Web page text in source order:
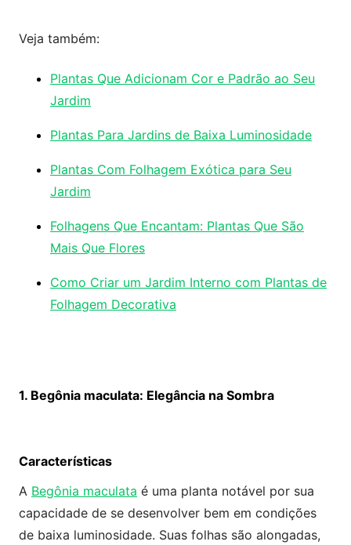
Veja também:
Plantas Que Adicionam Cor e Padrão ao Seu
Jardim
Plantas Para Jardins de Baixa Luminosidade
Plantas Com Folhagem Exótica para Seu
Jardim
Folhagens Que Encantam: Plantas Que São
Mais Que Flores
Como Criar um Jardim Interno com Plantas de
Folhagem Decorativa
1. Begônia maculata: Elegância na Sombra
Características
A Begônia maculata é uma planta notável por sua
capacidade de se desenvolver bem em condições
de baixa luminosidade. Suas folhas são alongadas,